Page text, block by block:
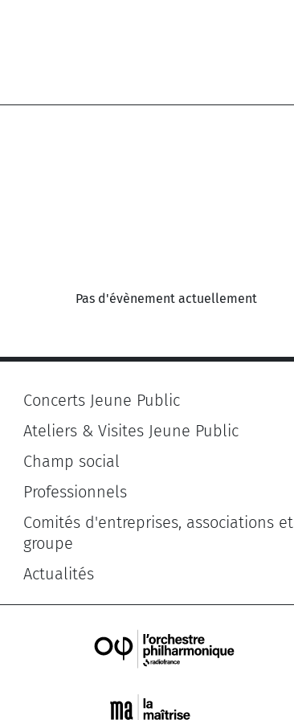
Pas d'évènement actuellement
Concerts Jeune Public
Ateliers & Visites Jeune Public
Champ social
Professionnels
Comités d'entreprises, associations et
groupe
Actualités